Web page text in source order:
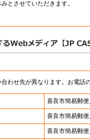
とさせていただきます。
わせ先が異なります。お電話
喜良市簡易郵
喜良市簡易郵
喜良市簡易郵